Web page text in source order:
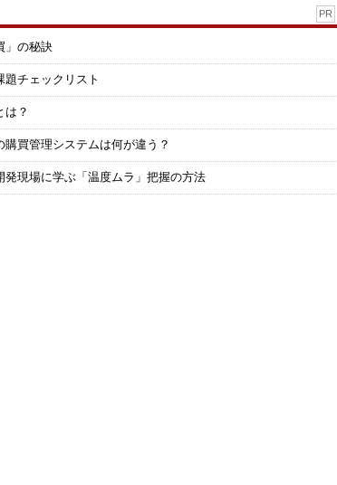
PR
」の秘訣
チェックリスト
は？
買管理システムは何が違う？
現場に学ぶ「温度ムラ」把握の方法